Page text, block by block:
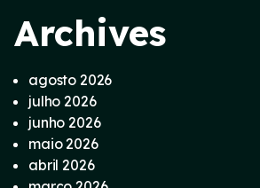
Archives
agosto 2026
julho 2026
junho 2026
maio 2026
abril 2026